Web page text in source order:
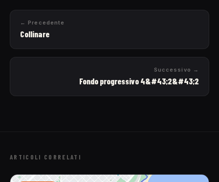
← Precedente
Collinare
Successivo →
Fondo progressivo 4&#43;2&#43;2
ARTICOLI CORRELATI